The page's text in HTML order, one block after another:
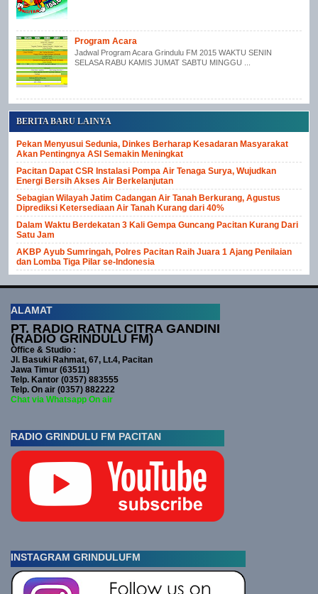
Program Acara
Jadwal Program Acara Grindulu FM 2015 WAKTU SENIN
SELASA RABU KAMIS JUMAT SABTU MINGGU ...
BERITA BARU LAINYA
Pekan Menyusui Sedunia, Dinkes Berharap Kesadaran Masyarakat
Akan Pentingnya ASI Semakin Meningkat
Pacitan Dapat CSR Instalasi Pompa Air Tenaga Surya, Wujudkan
Energi Bersih Akses Air Berkelanjutan
Sebagian Wilayah Jatim Cadangan Air Tanah Berkurang, Agustus
Diprediksi Ketersediaan Air Tanah Kurang dari 40%
Dalam Waktu Berdekatan 3 Kali Gempa Guncang Pacitan Kurang Dari
Satu Jam
AKBP Ayub Sumringah, Polres Pacitan Raih Juara 1 Ajang Penilaian
dan Lomba Tiga Pilar se-Indonesia
ALAMAT
PT. RADIO RATNA CITRA GANDINI
(RADIO GRINDULU FM)
Office & Studio :
Jl. Basuki Rahmat, 67, Lt.4, Pacitan
Jawa Timur (63511)
Telp. Kantor (0357) 883555
Telp. On air (0357) 882222
Chat via Whatsapp On air
RADIO GRINDULU FM PACITAN
INSTAGRAM GRINDULUFM